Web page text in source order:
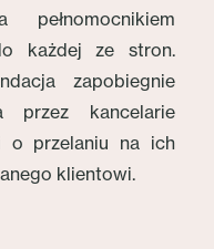
każdej ze stron.
zapobiegnie
przez kancelarie
o przelaniu na ich
klientowi.